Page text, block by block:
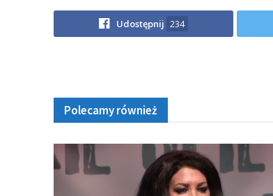
Udostępnij 234
Polecamy również